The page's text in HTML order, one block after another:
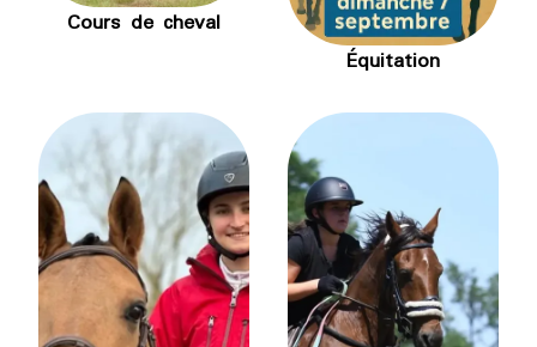
Cours de cheval
Équitation